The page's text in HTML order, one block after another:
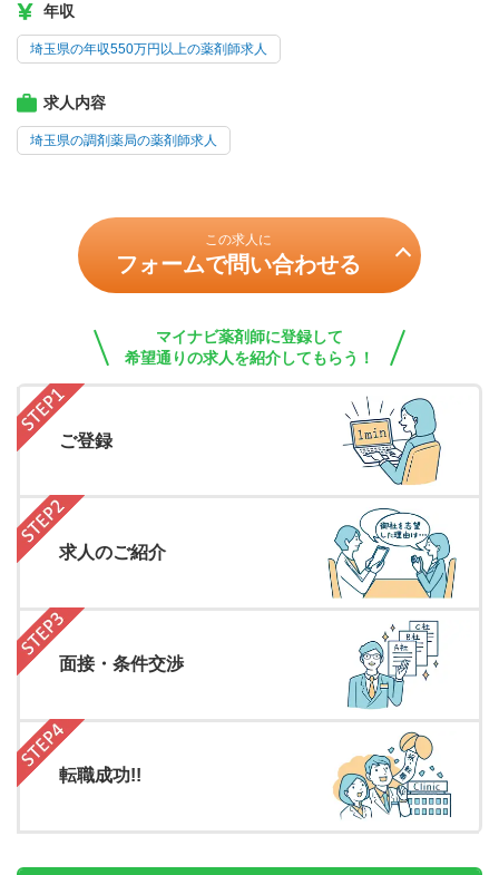
年収
埼玉県の年収550万円以上の薬剤師求人
求人内容
埼玉県の調剤薬局の薬剤師求人
この求人に
フォームで問い合わせる
マイナビ薬剤師に登録して
希望通りの求人を紹介してもらう！
ご登録
求人のご紹介
面接・条件交渉
転職成功!!